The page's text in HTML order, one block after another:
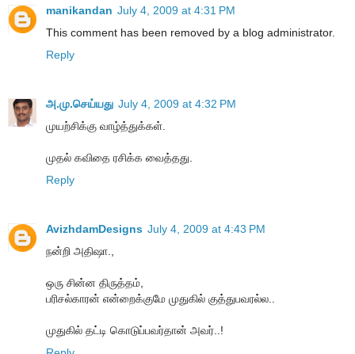
manikandan July 4, 2009 at 4:31 PM
This comment has been removed by a blog administrator.
Reply
அ.மு.செய்யது July 4, 2009 at 4:32 PM
முயற்சிக்கு வாழ்த்துக்கள்.
முதல் கவிதை ரசிக்க வைத்தது.
Reply
AvizhdamDesigns July 4, 2009 at 4:43 PM
நன்றி அதிஷா.,
ஒரு சின்ன திருத்தம்,
பரிசல்காரன் என்றைக்குமே முதுகில் குத்துபவரல்ல..
முதுகில் தட்டி கொடுப்பவர்தான் அவர்..!